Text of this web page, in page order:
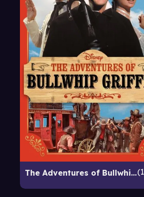
The Adventures of Bullwhip Griffin